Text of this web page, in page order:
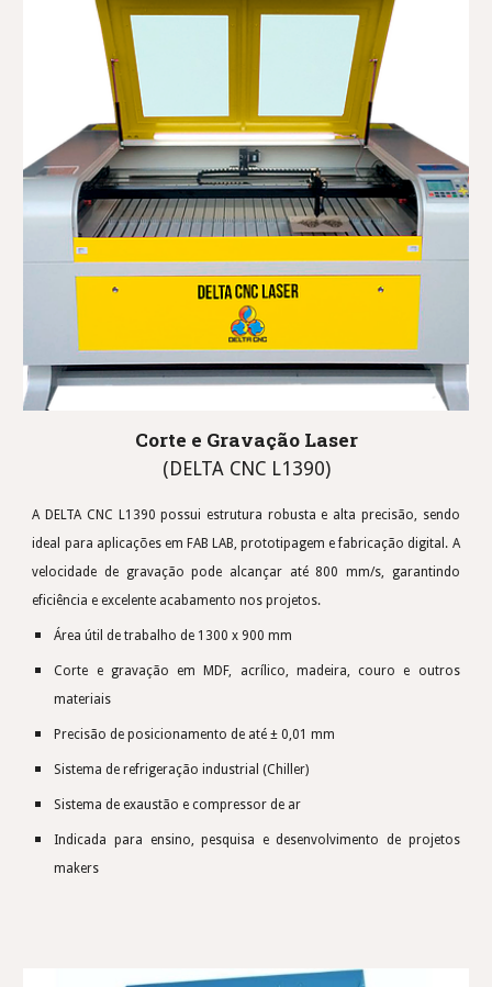
Corte e Gravação Laser
(DELTA CNC L1390)
A DELTA CNC L1390 possui estrutura robusta e alta precisão, sendo
ideal para aplicações em FAB LAB, prototipagem e fabricação digital. A
velocidade de gravação pode alcançar até 800 mm/s, garantindo
eficiência e excelente acabamento nos projetos.
Área útil de trabalho de 1300 x 900 mm
Corte e gravação em MDF, acrílico, madeira, couro e outros
materiais
Precisão de posicionamento de até ± 0,01 mm
Sistema de refrigeração industrial (Chiller)
Sistema de exaustão e compressor de ar
Indicada para ensino, pesquisa e desenvolvimento de projetos
makers